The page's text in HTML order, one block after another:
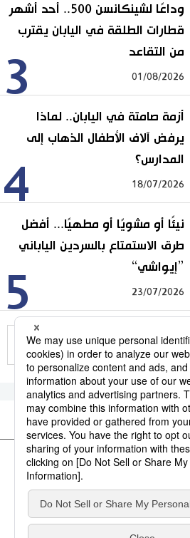
3
وداعًا لشينكانسن 500.. أحد أشهر
قطارات الطلقة في اليابان يقترب
من التقاعد
01/08/2026
4
أزمة صامتة في اليابان.. لماذا
يرفض آلاف الأطفال الذهاب إلى
المدارس؟
18/07/2026
5
نيئًا أو مشويًا أو مطهيًا... أفضل
طرق الاستمتاع بالسردين الياباني
”إيواشي“
23/07/2026
للمزيد
اليابان مجتمع
المرحلة الابتدائية
الياباني لايف ستايل